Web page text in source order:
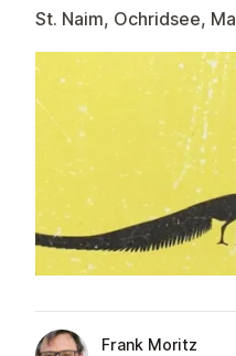
St. Naim, Ochridsee,
Frank Moritz